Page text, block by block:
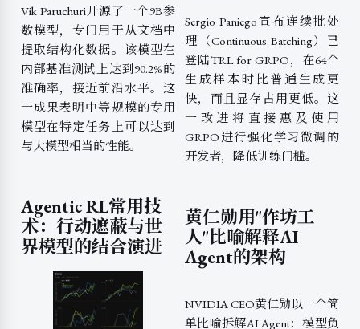
Vik Paruchuri开源了一个9B参
数模型，专门用于从文档中
提取结构化数据。该模型在
内部基准测试上达到90.2%的
准确率，接近前沿水平。这
一成果表明中等规模的专用
模型在特定任务上可以达到
与大模型相当的性能。
Agentic RL常用技
术：行动遮蔽与世
界模型的结合演进
Sergio Paniego宣布连续批处
理（Continuous Batching）已
登陆TRL for GRPO，在64个
生成样本时比普通生成更
快，而且显存占用更低。这
一改进将直接惠及使用
GRPO进行强化学习微调的
开发者，降低训练门槛。
黄仁勋用"作坊工
人"比喻解释AI
Agent的架构
NVIDIA CEO黄仁勋以一个简
单比喻拆解AI Agent：模型负